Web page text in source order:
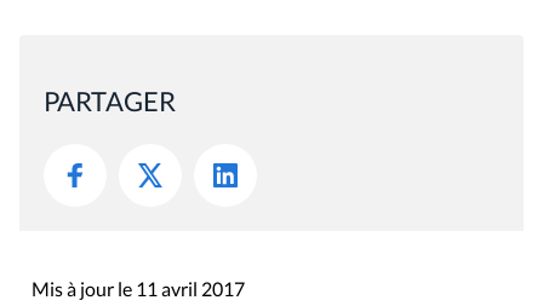
PARTAGER
Mis à jour le 11 avril 2017